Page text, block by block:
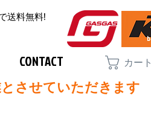
送料無料!
CONTACT カート
させていただきます